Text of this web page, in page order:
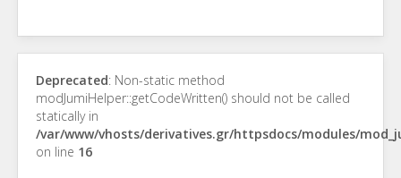
Deprecated: Non-static method
modJumiHelper::getCodeWritten() should not be called
statically in
/var/www/vhosts/derivatives.gr/httpsdocs/modules/
on line 16